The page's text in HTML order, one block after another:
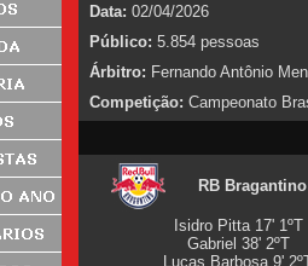
Data: 02/04/2026
Público: 5.854 pessoas
Árbitro: Fernando Antônio
Competição: Campeonato
RB Bragantino
Isidro Pitta 17' 1ºT
Gabriel 38' 2ºT
Lucas Barbosa 9'